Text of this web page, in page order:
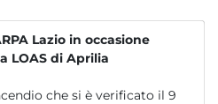
Lazio in occasione
LOAS di Aprilia
che si è verificato il 9